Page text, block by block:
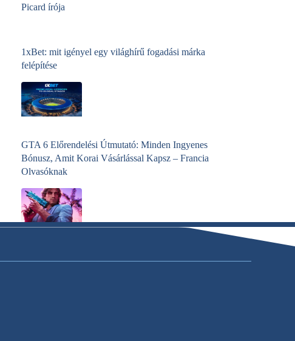
Picard írója
1xBet: mit igényel egy világhírű fogadási márka
felépítése
GTA 6 Előrendelési Útmutató: Minden Ingyenes
Bónusz, Amit Korai Vásárlással Kapsz – Francia
Olvasóknak